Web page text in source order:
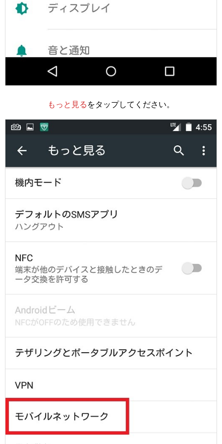
もっと見る をタップしてください。